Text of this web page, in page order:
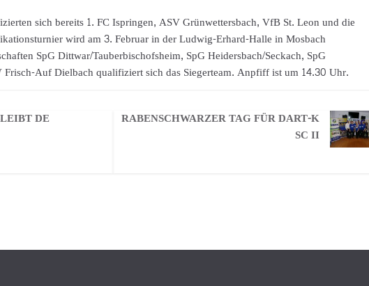
sich bereits 1. FC Ispringen, ASV Grünwettersbach, VfB St. Leon und die
wird am 3. Februar in der Ludwig-Erhard-Halle in Mosbach
SpG Dittwar/Tauberbischofsheim, SpG Heidersbach/Seckach, SpG
Frisch-Auf Dielbach qualifiziert sich das Siegerteam. Anpfiff ist um 14.30 Uhr.
DE
RABENSCHWARZER TAG FÜR DART-K
SC II